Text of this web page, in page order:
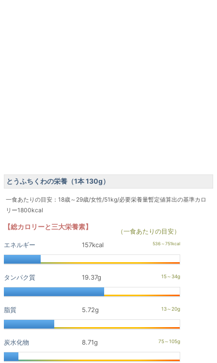
とうふちくわの栄養（1本 130g）
一食あたりの目安：18歳～29歳/女性/51kg/必要栄養量暫定値算出の基準カロ
リー1800kcal
【総カロリーと三大栄養素】
（一食あたりの目安）
エネルギー
157kcal
タンパク質 19.37g
脂質 5.72g
炭水化物 8.71g